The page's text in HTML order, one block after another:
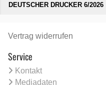
DEUTSCHER DRUCKER 6/2026
Vertrag widerrufen
Service
Kontakt
Mediadaten